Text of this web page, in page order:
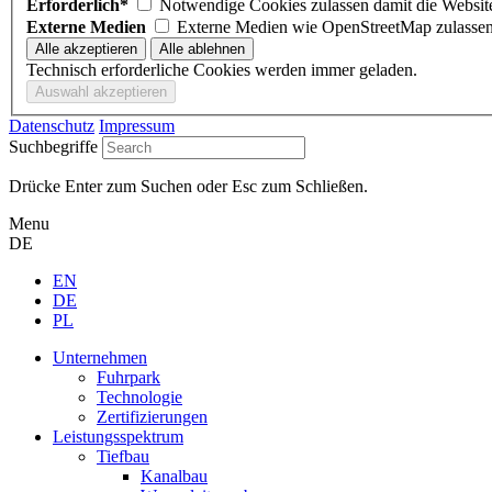
Erforderlich*
Notwendige Cookies zulassen damit
Externe Medien
Externe Medien wie OpenStreetMap zulassen
Technisch erforderliche Cookies werden immer geladen.
Datenschutz Impressum
Suchbegriffe
Drücke Enter zum Suchen oder Esc zum Schließen.
Menu
DE
EN
DE
PL
Unternehmen
Fuhrpark
Technologie
Zertifizierungen
Leistungsspektrum
Tiefbau
Kanalbau